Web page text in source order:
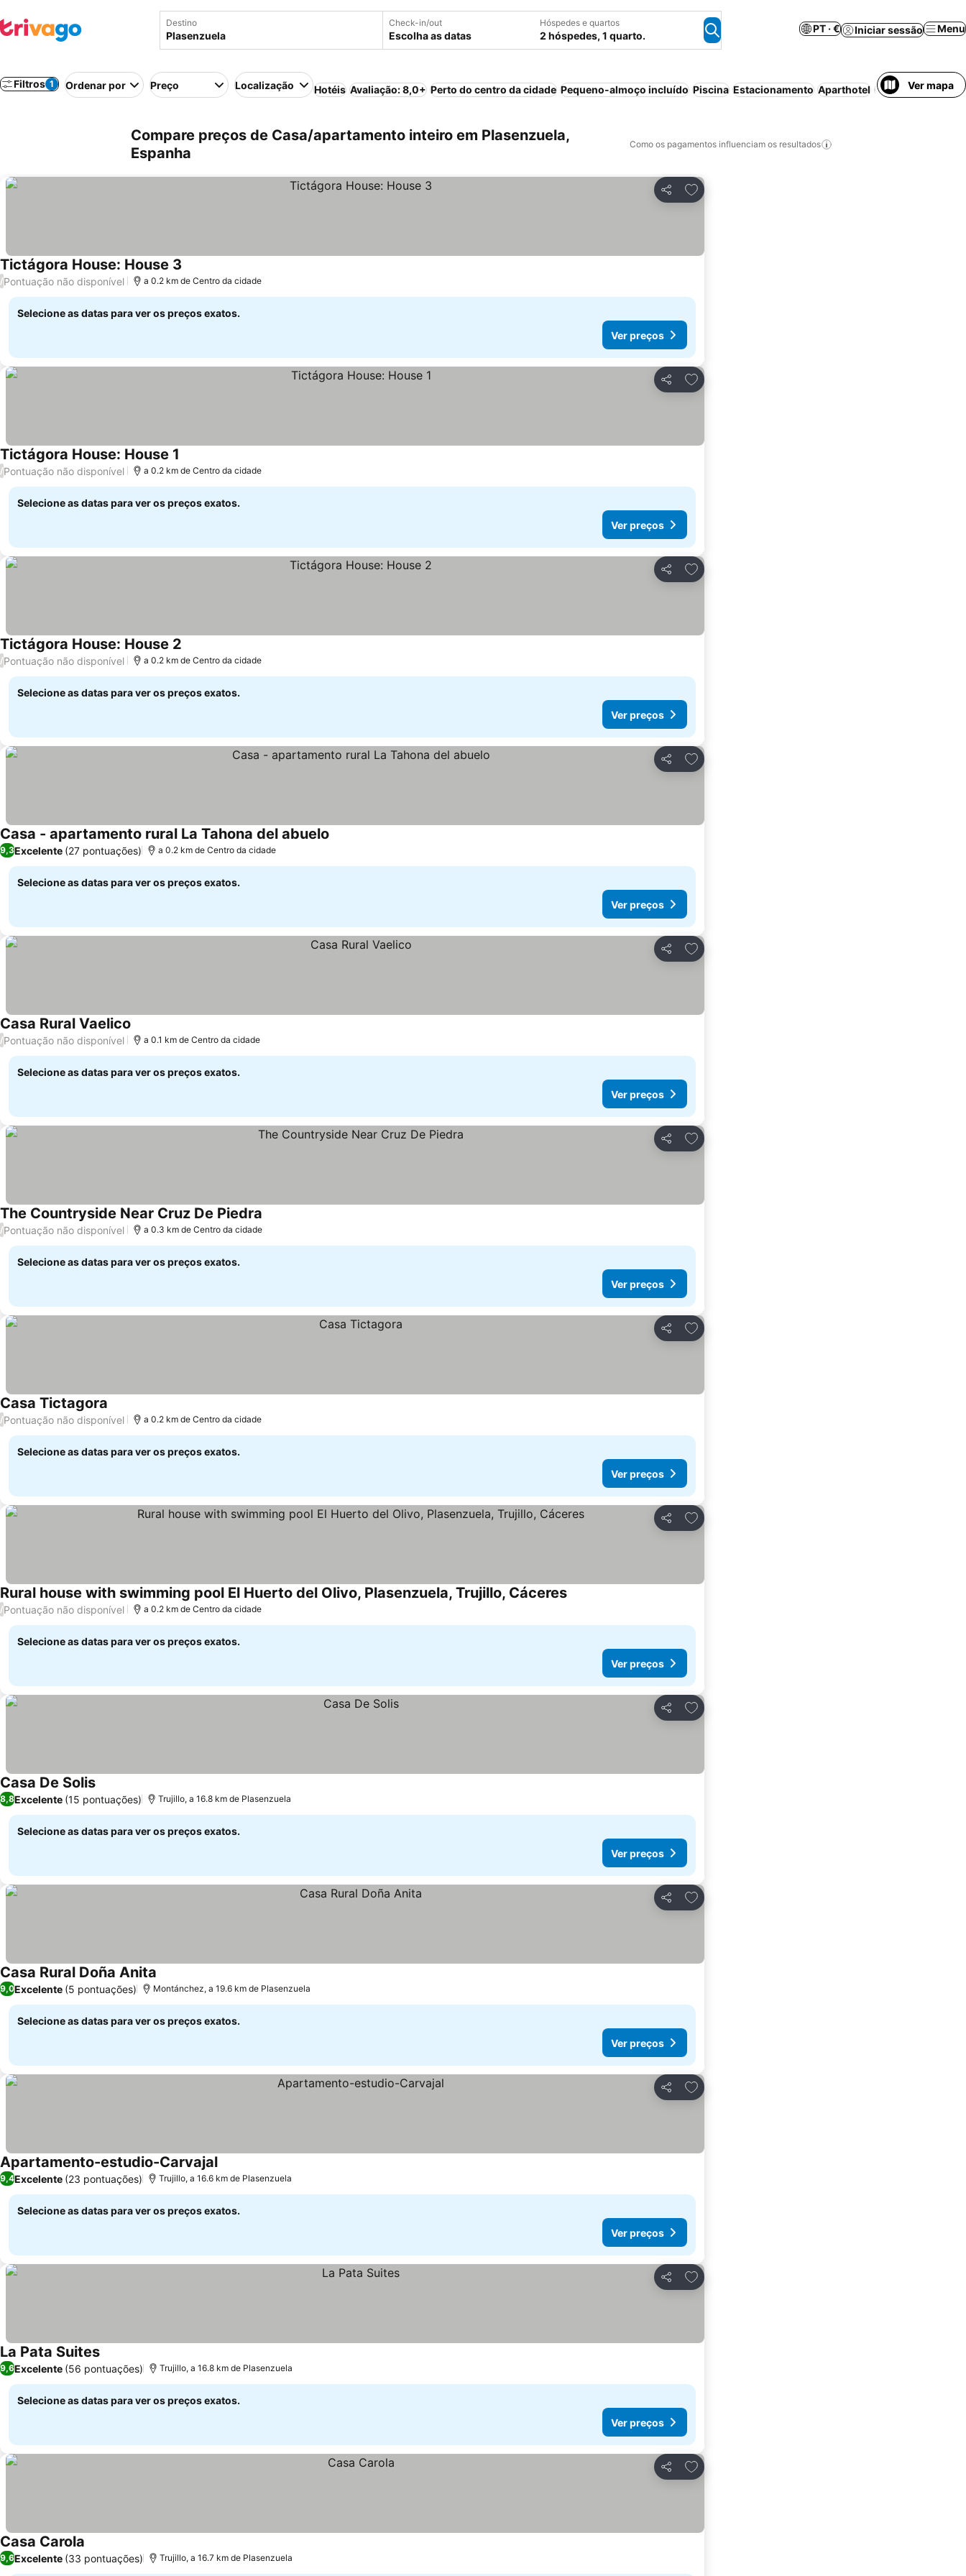
Destino Check-in/out
Escolha as datas
Hóspedes e quartos
2 hóspedes, 1 quarto.
PT · € Iniciar sessão Menu
Filtros 1 Ordenar por Preço Localização Hotéis Avaliação: 8,0+ Perto do centro da cidade Pequeno-almoço incluído Piscina Estacionamento Aparthotel Cancelamento
Ver mapa
Compare preços de Casa/apartamento inteiro em Plasenzuela,
Espanha
Como os pagamentos influenciam os resultados
Partilhar
Adicionar aos favoritos
Tictágora House: House 3
/Pontuação não disponível a 0.2 km de Centro da cidade
Selecione as datas para ver os preços exatos.
Ver preços
Partilhar
Adicionar aos favoritos
Tictágora House: House 1
/Pontuação não disponível a 0.2 km de Centro da cidade
Selecione as datas para ver os preços exatos.
Ver preços
Partilhar
Adicionar aos favoritos
Tictágora House: House 2
/Pontuação não disponível a 0.2 km de Centro da cidade
Selecione as datas para ver os preços exatos.
Ver preços
Partilhar
Adicionar aos favoritos
Casa - apartamento rural La Tahona del abuelo
9,3Excelente (27 pontuações) a 0.2 km de Centro da cidade
Selecione as datas para ver os preços exatos.
Ver preços
Partilhar
Adicionar aos favoritos
Casa Rural Vaelico
/Pontuação não disponível a 0.1 km de Centro da cidade
Selecione as datas para ver os preços exatos.
Ver preços
Partilhar
Adicionar aos favoritos
The Countryside Near Cruz De Piedra
/Pontuação não disponível a 0.3 km de Centro da cidade
Selecione as datas para ver os preços exatos.
Ver preços
Partilhar
Adicionar aos favoritos
Casa Tictagora
/Pontuação não disponível a 0.2 km de Centro da cidade
Selecione as datas para ver os preços exatos.
Ver preços
Partilhar
Adicionar aos favoritos
Rural house with swimming pool El Huerto del Olivo, Plasenzuela, Trujillo, Cáceres
/Pontuação não disponível a 0.2 km de Centro da cidade
Selecione as datas para ver os preços exatos.
Ver preços
Partilhar
Adicionar aos favoritos
Casa De Solis
8,8Excelente (15 pontuações) Trujillo, a 16.8 km de Plasenzuela
Selecione as datas para ver os preços exatos.
Ver preços
Partilhar
Adicionar aos favoritos
Casa Rural Doña Anita
9,0Excelente (5 pontuações) Montánchez, a 19.6 km de Plasenzuela
Selecione as datas para ver os preços exatos.
Ver preços
Partilhar
Adicionar aos favoritos
Apartamento-estudio-Carvajal
9,4Excelente (23 pontuações) Trujillo, a 16.6 km de Plasenzuela
Selecione as datas para ver os preços exatos.
Ver preços
Partilhar
Adicionar aos favoritos
La Pata Suites
9,6Excelente (56 pontuações) Trujillo, a 16.8 km de Plasenzuela
Selecione as datas para ver os preços exatos.
Ver preços
Partilhar
Adicionar aos favoritos
Casa Carola
9,6Excelente (33 pontuações) Trujillo, a 16.7 km de Plasenzuela